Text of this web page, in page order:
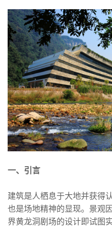
一、引言
建筑是人栖息于大地并获得
也是场地精神的显现。景观
界黄龙洞剧场的设计即试图